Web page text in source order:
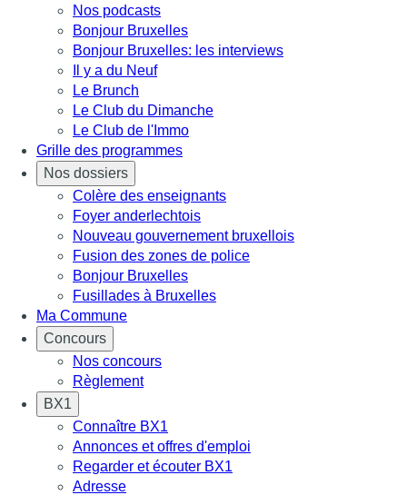
Nos podcasts
Bonjour Bruxelles
Bonjour Bruxelles: les interviews
Il y a du Neuf
Le Brunch
Le Club du Dimanche
Le Club de l'Immo
Grille des programmes
Nos dossiers
Colère des enseignants
Foyer anderlechtois
Nouveau gouvernement bruxellois
Fusion des zones de police
Bonjour Bruxelles
Fusillades à Bruxelles
Ma Commune
Concours
Nos concours
Règlement
BX1
Connaître BX1
Annonces et offres d'emploi
Regarder et écouter BX1
Adresse